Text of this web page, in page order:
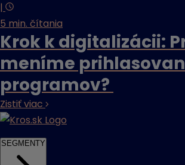
|
5 min. čítania
Krok k digitalizácii:
meníme
programov?
Zistiť viac
SEGMENTY